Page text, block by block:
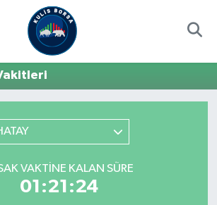
VAKTINE KALAN SÜRE
01:21:24
Durumu ve Fikstür